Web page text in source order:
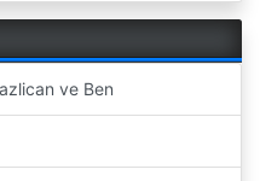
ve Ben